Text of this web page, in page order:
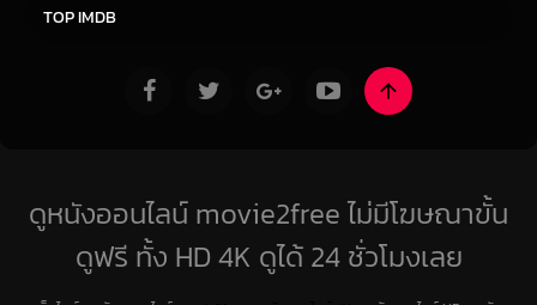
TOP IMDB
ดูหนังออนไลน์ movie2free ไม่มีโฆษณาขั้น
ดูฟรี ทั้ง HD 4K ดูได้ 24 ชั่วโมงเลย